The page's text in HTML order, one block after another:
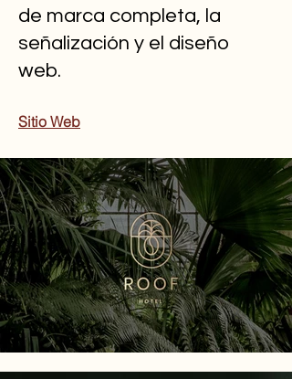
de marca completa, la
señalización y el diseño
web.
Sitio Web